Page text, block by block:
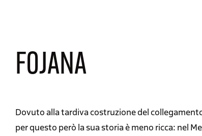
FOJANA
Dovuto alla tardiva costruzione del
per questo però la sua storia è meno ricca: nel